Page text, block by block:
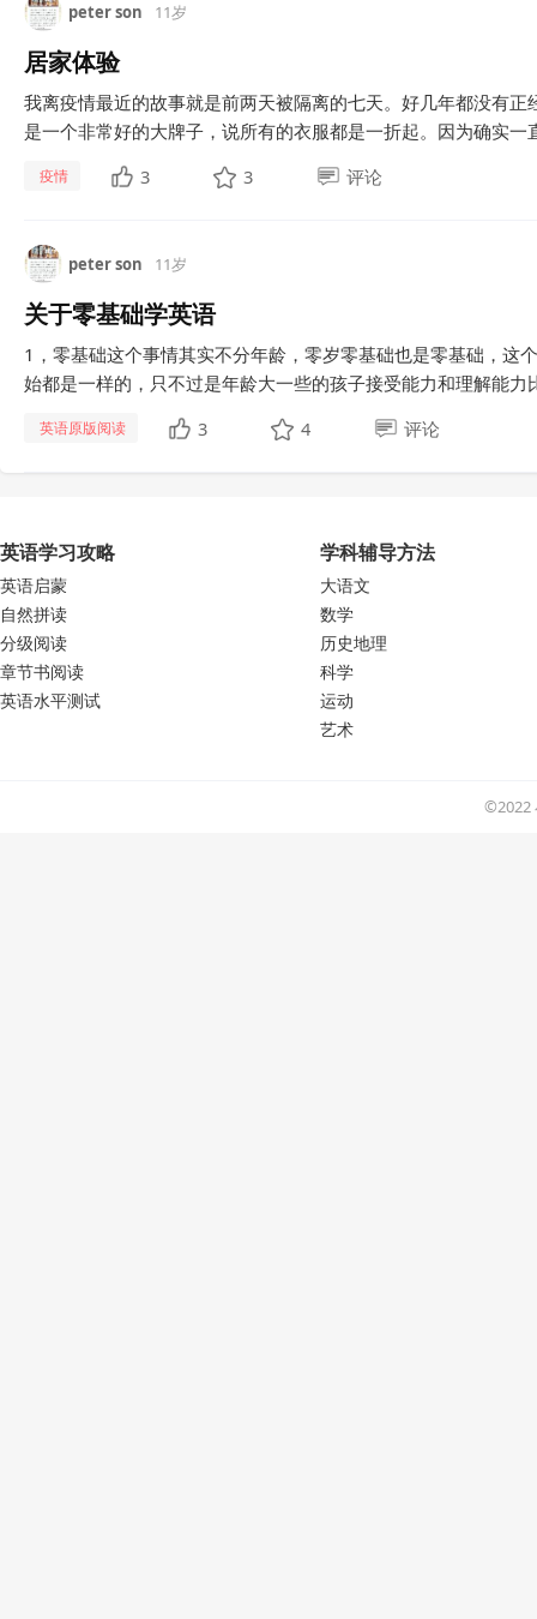
peter son 11岁
居家体验
我离疫情最近的故事就是前两天被隔离的七天。好几年都没有
是一个非常好的大牌子，说所有的衣服都是一折起。因为确实
疫情 3 3 评论
peter son 11岁
关于零基础学英语
1，零基础这个事情其实不分年龄，零岁零基础也是零基础，这
始都是一样的，只不过是年龄大一些的孩子接受能力和理解能
英语原版阅读 3 4 评论
英语学习攻略
英语启蒙
自然拼读
分级阅读
章节书阅读
英语水平测试
学科辅导方法
大语文
数学
历史地理
科学
运动
艺术
©2022